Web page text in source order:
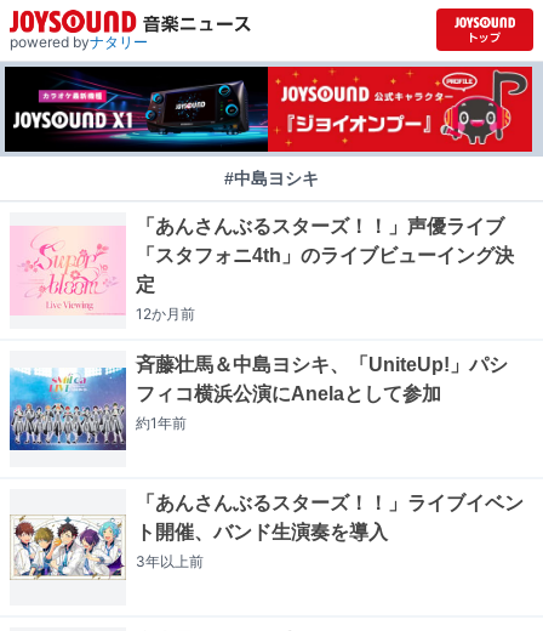
powered byナタリー
#中島ヨシキ
「あんさんぶるスターズ！！」声優ライブ
「スタフォニ4th」のライブビューイング決
定
12か月前
斉藤壮馬＆中島ヨシキ、「UniteUp!」パシ
フィコ横浜公演にAnelaとして参加
約1年前
「あんさんぶるスターズ！！」ライブイベン
ト開催、バンド生演奏を導入
3年以上前